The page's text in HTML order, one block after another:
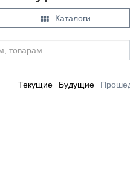
 Каталоги
Текущие Будущие